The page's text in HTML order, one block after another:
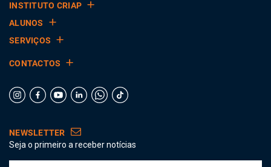
INSTITUTO CRIAP
ALUNOS
SERVIÇOS
CONTACTOS
NEWSLETTER
Seja o primeiro a receber notícias